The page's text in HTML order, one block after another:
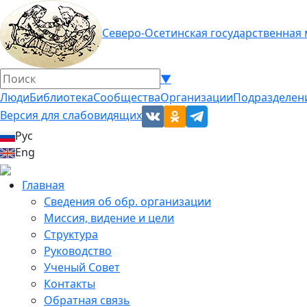
Северо-Осетинская
▼
ЛюдиБиблиотекаСообществаОрганизации
Версия для слабовидящих
Рус
Eng
Главная
Сведения об обр. организации
Миссия, видение и цели
Структура
Руководство
Ученый Совет
Контакты
Обратная связь